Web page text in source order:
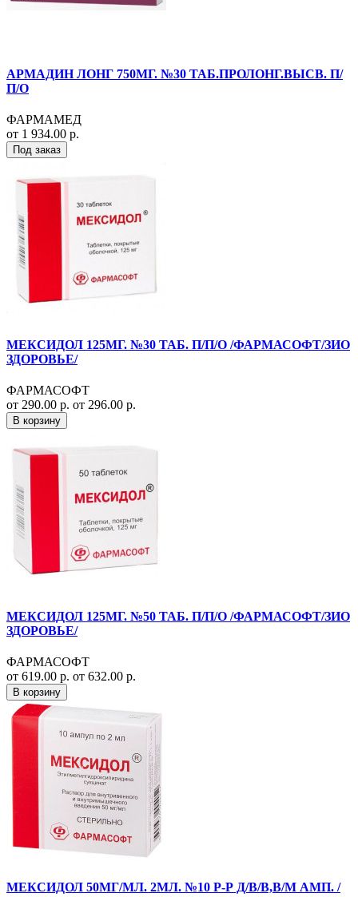
АРМАДИН ЛОНГ 750МГ. №30 ТАБ.ПРОЛОНГ.ВЫСВ. П/
П/О
ФАРМАМЕД
от 1 934.00 р.
Под заказ
МЕКСИДОЛ 125МГ. №30 ТАБ. П/П/О /ФАРМАСОФТ/ЗИО
ЗДОРОВЬЕ/
ФАРМАСОФТ
от 290.00 р. от 296.00 р.
В корзину
МЕКСИДОЛ 125МГ. №50 ТАБ. П/П/О /ФАРМАСОФТ/ЗИО
ЗДОРОВЬЕ/
ФАРМАСОФТ
от 619.00 р. от 632.00 р.
В корзину
МЕКСИДОЛ 50МГ/МЛ. 2МЛ. №10 Р-Р Д/В/В,В/М АМП. /